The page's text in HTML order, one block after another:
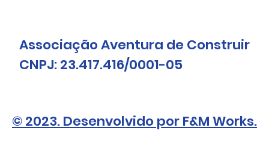
© 2023. Desenvolvido por F&M Works.
Associação Aventura de Construir
CNPJ: 23.417.416/0001-05